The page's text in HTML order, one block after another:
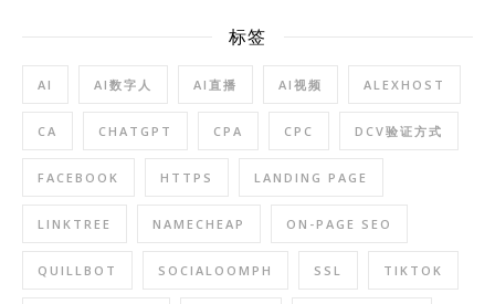
标签
AI AI数字人 AI直播 AI视频 ALEXHOST
CA CHATGPT CPA CPC DCV验证方式
FACEBOOK HTTPS LANDING PAGE
LINKTREE NAMECHEAP ON-PAGE SEO
QUILLBOT SOCIALOOMPH SSL TIKTOK